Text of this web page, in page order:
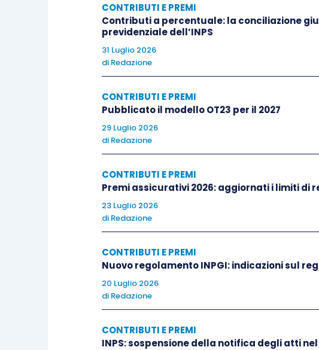
CONTRIBUTI E PREMI
Contributi a percentuale: la conciliazione
previdenziale dell’INPS
31 Luglio 2026
di Redazione
CONTRIBUTI E PREMI
Pubblicato il modello OT23 per il 2027
29 Luglio 2026
di Redazione
CONTRIBUTI E PREMI
Premi assicurativi 2026: aggiornati i limiti di
23 Luglio 2026
di Redazione
CONTRIBUTI E PREMI
Nuovo regolamento INPGI: indicazioni sul
20 Luglio 2026
di Redazione
CONTRIBUTI E PREMI
INPS: sospensione della notifica degli atti